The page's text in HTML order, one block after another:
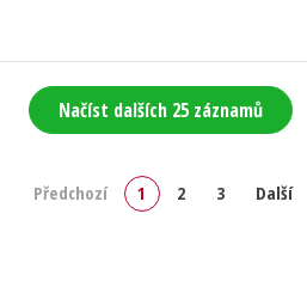
Načíst dalších 25 záznamů
Předchozí 1 2 3 Další